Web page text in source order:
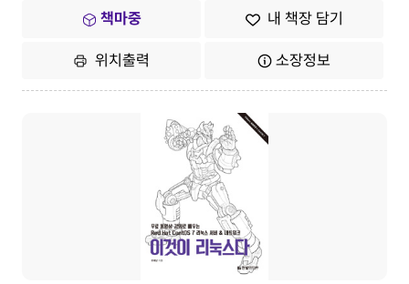
책마중 내 책장 담기
위치출력 소장정보